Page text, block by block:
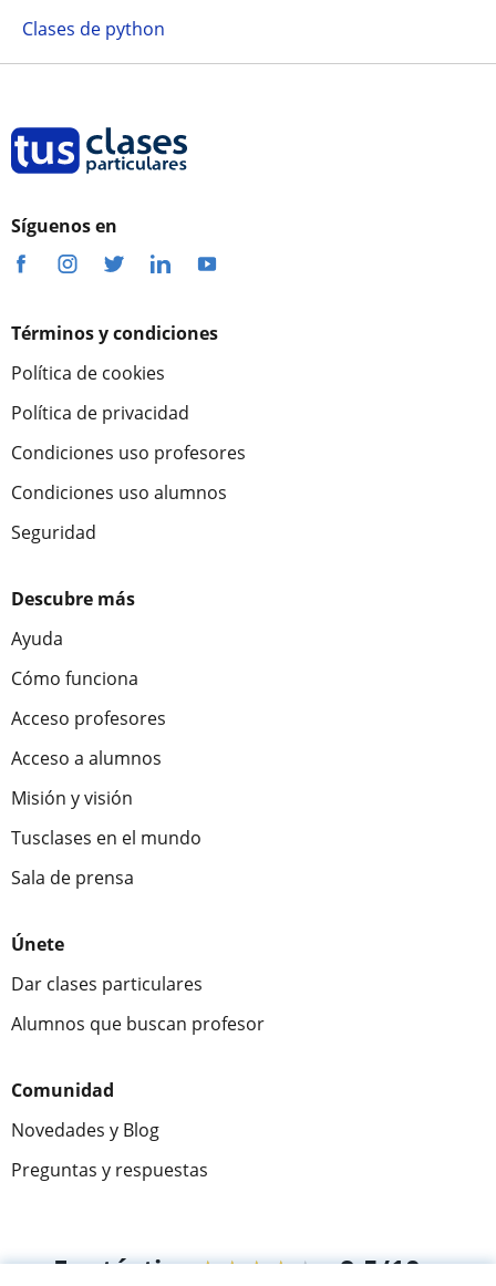
Clases de python
Síguenos en
Términos y condiciones
Política de cookies
Política de privacidad
Condiciones uso profesores
Condiciones uso alumnos
Seguridad
Descubre más
Ayuda
Cómo funciona
Acceso profesores
Acceso a alumnos
Misión y visión
Tusclases en el mundo
Sala de prensa
Únete
Dar clases particulares
Alumnos que buscan profesor
Comunidad
Novedades y Blog
Preguntas y respuestas
Fantástica★★★★★ 9,5/10